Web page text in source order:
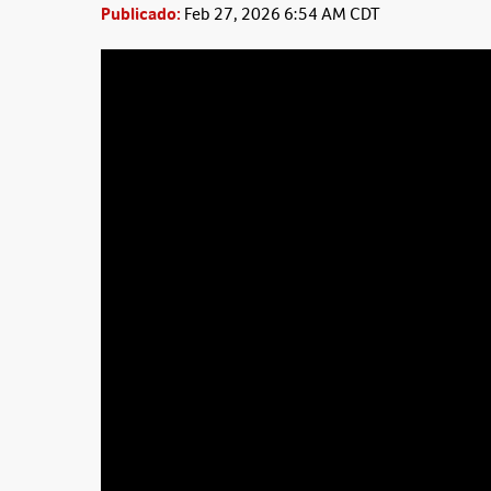
Publicado: Feb 27, 2026 6:54 AM CDT